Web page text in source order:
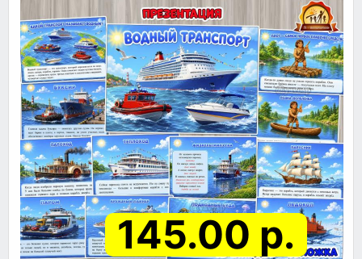
145.00 р.